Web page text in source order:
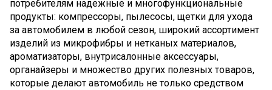
потребителям надежные и многофункциональные
продукты: компрессоры, пылесосы, щетки для ухода
за автомобилем в любой сезон, широкий ассортимент
изделий из микрофибры и нетканых материалов,
ароматизаторы, внутрисалонные аксессуары,
органайзеры и множество других полезных товаров,
которые делают автомобиль не только средством